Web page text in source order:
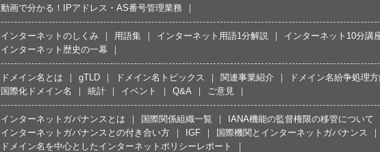
動画で分かる！IPアドレス・AS番号管理業務
インターネットのしくみ 用語集 インターネット用語1分解説
インターネット10分講
インターネット歴史の一幕
ドメイン名とは gTLD ドメイン名トピックス 関連事業紹介
ドメイン名紛争処理
国際化ドメイン名
統計 イベント Q&A ご意見
インターネットガバナンスとは 国際関係組織一覧
IANA機能の監督権限の移管について
インターネットガバナンスとの付き合い方
IGF
国際機関とインターネットガバナンス
ドメイン名を中心としたインターネットポリシーレポート